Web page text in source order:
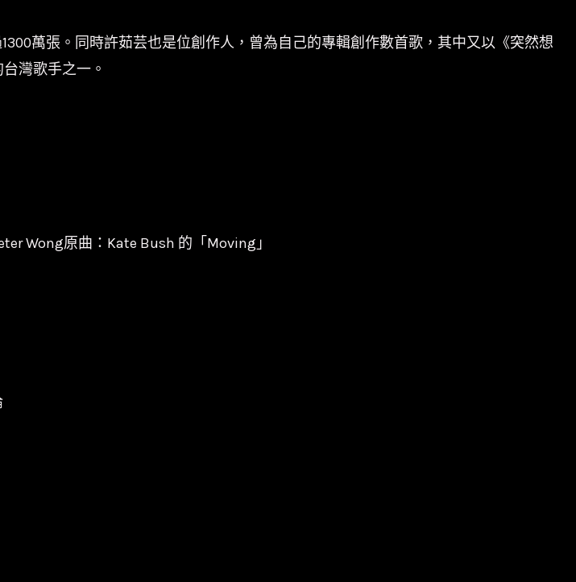
萬張。同時許茹芸也是位創作人，曾為自己的專輯創作數首歌，其中又以《突然想
灣歌手之一。
Wong原曲：Kate Bush 的「Moving」